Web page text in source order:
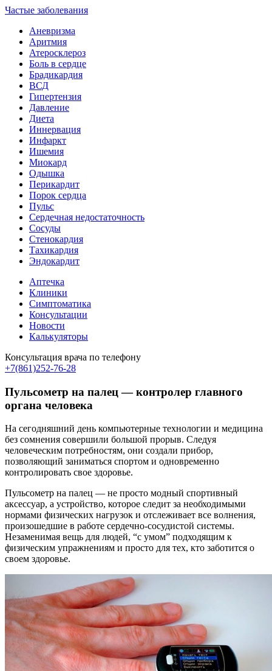
Частые заболевания
Аневризма
Аритмия
Атеросклероз
Боль в сердце
Брадикардия
ВСД
Гипертензия
Давление
Диета
Иннервация
Инфаркт
Ишемия
Миокард
Одышка
Перикардит
Порок сердца
Пульс
Сердечная недостаточность
Сосуды
Стенокардия
Тахикардия
Эндокардит
Аптечка
Клиники
Симптоматика
Консультации
Новости
Калькуляторы
Консультация врача по телефону
+7(861)252-76-28
Пульсометр на палец — контролер главного
органа человека
На сегодняшний день компьютерные технологии и медицина
без сомнения совершили большой прорыв. Следуя
человеческим потребностям, они создали прибор,
позволяющий заниматься спортом и одновременно
контролировать свое здоровье.
Пульсометр на палец — не просто модный спортивный
аксессуар, а устройство, которое следит за необходимыми
нормами физических нагрузок и отслеживает все волнения,
произошедшие в работе сердечно-сосудистой системы.
Незаменимая вещь для людей, “с умом” подходящим к
физическим упражнениям и просто для тех, кто заботится о
своем здоровье.